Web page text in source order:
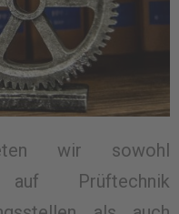
wir sowohl
auf Prüftechnik